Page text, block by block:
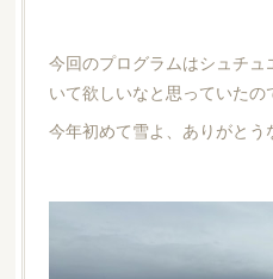
今回のプログラムはシュチ
いて欲しいなと思っていたの
今年初めて雪よ、ありがとう